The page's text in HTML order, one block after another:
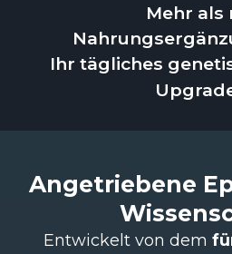
Mehr als
Ihr tägliches
Angetriebene
Entwickelt von dem